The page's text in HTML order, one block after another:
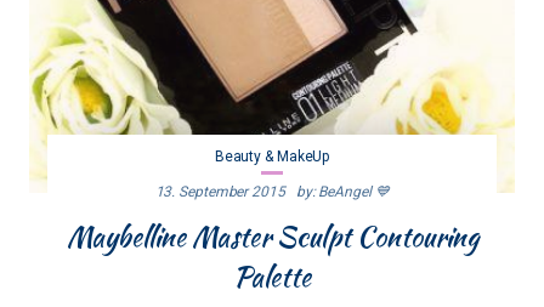
Beauty & MakeUp
13. September 2015 By: BeAngel 💙
Maybelline Master Sculpt Contouring
Palette